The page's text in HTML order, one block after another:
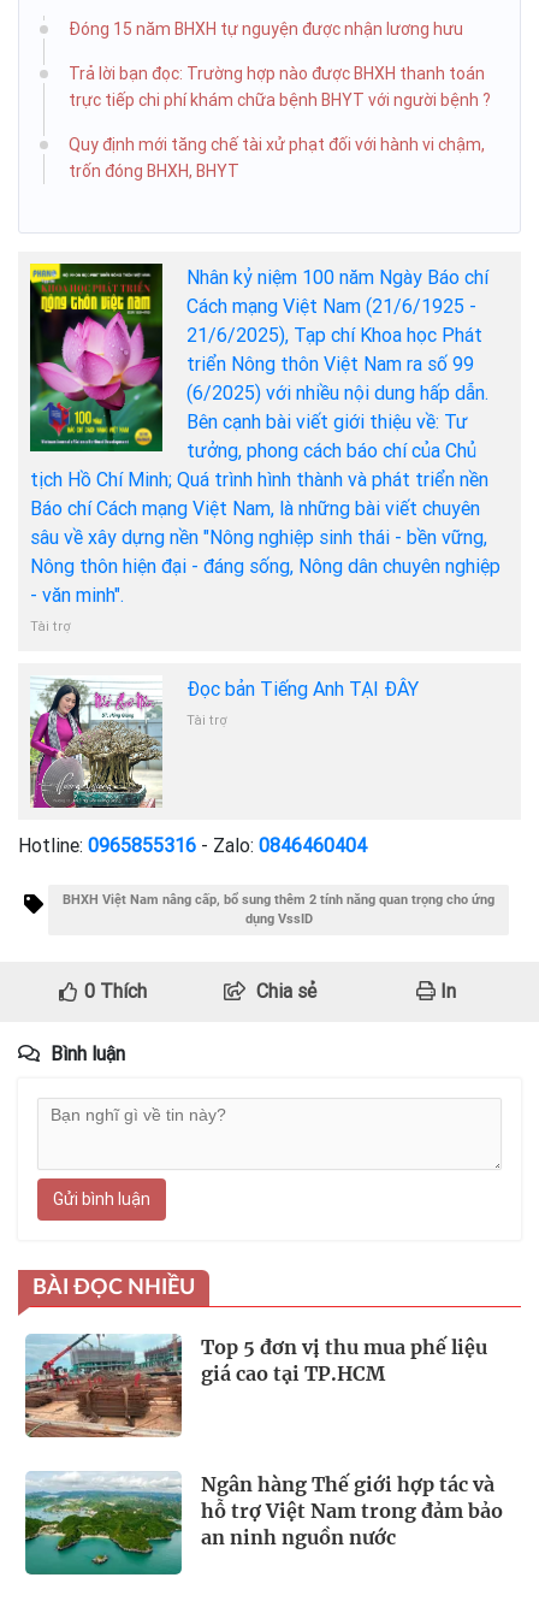
Đóng 15 năm BHXH tự nguyện được nhận lương hưu
Trả lời bạn đọc: Trường hợp nào được BHXH thanh toán
trực tiếp chi phí khám chữa bệnh BHYT với người bệnh ?
Quy định mới tăng chế tài xử phạt đối với hành vi chậm,
trốn đóng BHXH, BHYT
Nhân kỷ niệm 100 năm Ngày Báo chí
Cách mạng Việt Nam (21/6/1925 -
21/6/2025), Tạp chí Khoa học Phát
triển Nông thôn Việt Nam ra số 99
(6/2025) với nhiều nội dung hấp dẫn.
Bên cạnh bài viết giới thiệu về: Tư
tưởng, phong cách báo chí của Chủ
tịch Hồ Chí Minh; Quá trình hình thành và phát triển nền
Báo chí Cách mạng Việt Nam, là những bài viết chuyên
sâu về xây dựng nền "Nông nghiệp sinh thái - bền vững,
Nông thôn hiện đại - đáng sống, Nông dân chuyên nghiệp
- văn minh".
Tài trợ
Đọc bản Tiếng Anh TẠI ĐÂY
Tài trợ
Hotline: 0965855316 - Zalo: 0846460404
BHXH Việt Nam nâng cấp, bổ sung thêm 2 tính năng quan trọng cho ứng
dụng VssID
0Thích Chia sẻ In
Bình luận
Gửi bình luận
BÀI ĐỌC NHIỀU
Top 5 đơn vị thu mua phế liệu
giá cao tại TP.HCM
Ngân hàng Thế giới hợp tác và
hỗ trợ Việt Nam trong đảm bảo
an ninh nguồn nước